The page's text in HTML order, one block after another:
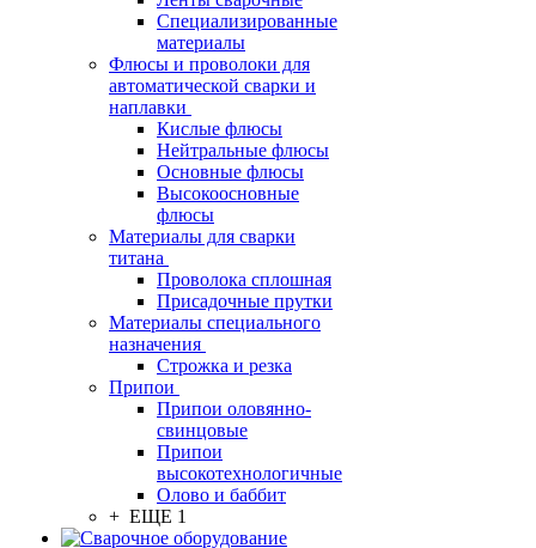
Специализированные
материалы
Флюсы и проволоки для
автоматической сварки и
наплавки
Кислые флюсы
Нейтральные флюсы
Основные флюсы
Высокоосновные
флюсы
Материалы для сварки
титана
Проволока сплошная
Присадочные прутки
Материалы специального
назначения
Строжка и резка
Припои
Припои оловянно-
свинцовые
Припои
высокотехнологичные
Олово и баббит
+ ЕЩЕ 1